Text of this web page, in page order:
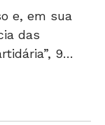
e, em sua
das
9